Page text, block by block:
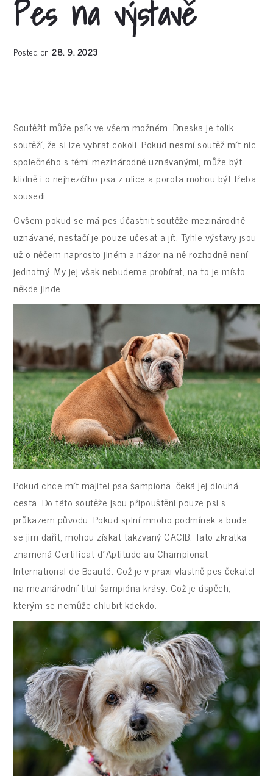
Pes na výstavě
Posted on28. 9. 2023
Soutěžit může psík ve všem možném. Dneska je tolik
soutěží, že si lze vybrat cokoli. Pokud nesmí soutěž mít nic
společného s těmi mezinárodně uznávanými, může být
klidně i o nejhezčího psa z ulice a porota mohou být třeba
sousedi.
Ovšem pokud se má pes účastnit soutěže mezinárodně
uznávané, nestačí je pouze učesat a jít. Tyhle výstavy jsou
už o něčem naprosto jiném a názor na ně rozhodně není
jednotný. My jej však nebudeme probírat, na to je místo
někde jinde.
Pokud chce mít majitel psa šampiona, čeká jej dlouhá
cesta. Do této soutěže jsou připouštěni pouze psi s
průkazem původu. Pokud splní mnoho podmínek a bude
se jim dařit, mohou získat takzvaný CACIB. Tato zkratka
znamená Certificat d´Aptitude au Championat
International de Beauté. Což je v praxi vlastně pes čekatel
na mezinárodní titul šampióna krásy. Což je úspěch,
kterým se nemůže chlubit kdekdo.